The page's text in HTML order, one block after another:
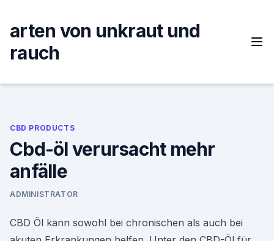
content
arten von unkraut und
rauch
CBD PRODUCTS
Cbd-öl verursacht mehr
anfälle
ADMINISTRATOR
CBD Öl kann sowohl bei chronischen als auch bei